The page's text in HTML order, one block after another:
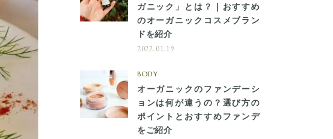
ガニック」とは？｜おすすめ
のオーガニックコスメブラン
ドを紹介
2022.01.19
BODY
オーガニックのファンデーシ
ョンは何が違うの？選び方の
ポイントとおすすめファンデ
をご紹介